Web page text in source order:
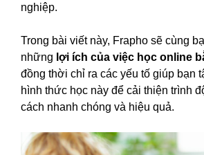
nghiệp.
Trong bài viết này, Frapho sẽ cùng
những lợi ích của việc học online
đồng thời chỉ ra các yếu tố giúp bạn
hình thức học này để cải thiện trình
cách nhanh chóng và hiệu quả.